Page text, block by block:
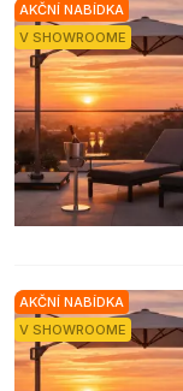
AKČNÍ NABÍDKA
V SHOWROOME
AKČNÍ NABÍDKA
V SHOWROOME